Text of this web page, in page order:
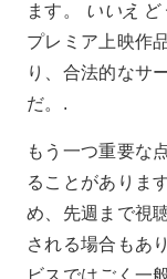
ます。
いいえ ど
プレミア上映作
り、合法的なサ
だ。.
もう一つ重要な
ることがありま
め、先週まで視
される場合もあ
ビスではごく一